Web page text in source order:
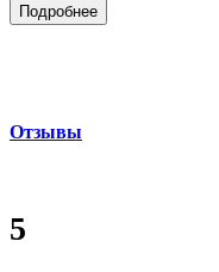
Подробнее
Отзывы
5